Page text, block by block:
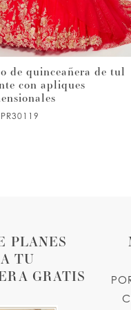
de quinceañera de tul
con apliques
PR30119
PLANES
TU
GRATIS